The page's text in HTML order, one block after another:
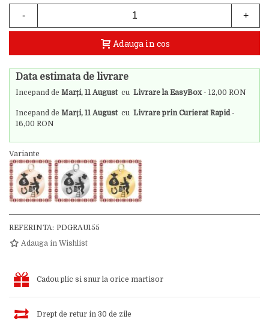
- +
Adauga in cos
Data estimata de livrare
Incepand de Marți, 11 August cu Livrare la EasyBox - 12,00 RON
Incepand de Marți, 11 August cu Livrare prin Curierat Rapid -
16,00 RON
Variante
REFERINTA: PDGRAU155
Adauga in Wishlist
Cadou plic si snur la orice martisor
Drept de retur in 30 de zile